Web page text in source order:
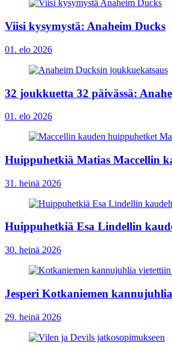
Viisi kysymystä: Anaheim Ducks
01. elo 2026
32 joukkuetta 32 päivässä:
01. elo 2026
Huippuhetkiä Matias Maccellin
31. heinä 2026
Huippuhetkiä Esa Lindellin
30. heinä 2026
Jesperi Kotkaniemen
29. heinä 2026